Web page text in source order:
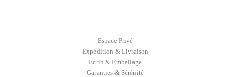
Espace Privé
Expédition & Livraison
Ecrin & Emballage
Garanties & Sérénité